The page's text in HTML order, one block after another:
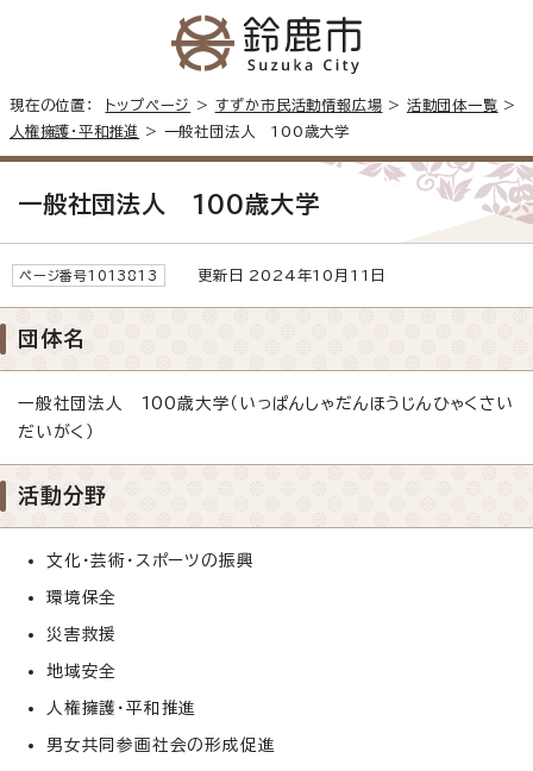
現在の位置： トップページ > すずか市民活動情報広場 > 活動団体一覧 >
人権擁護・平和推進
> 一般社団法人 100歳大学
一般社団法人 100歳大学
ページ番号1013813 更新日 2024年10月11日
団体名
一般社団法人 100歳大学（いっぱんしゃだんほうじんひゃくさい
だいがく）
活動分野
文化・芸術・スポーツの振興
環境保全
災害救援
地域安全
人権擁護・平和推進
男女共同参画社会の形成促進